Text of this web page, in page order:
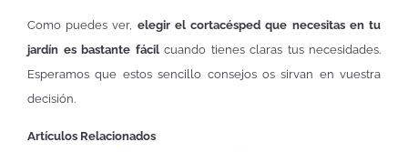
Como puedes ver, elegir el cortacésped que necesitas en tu
jardín es bastante fácilcuando tienes claras tus necesidades.
Esperamos que estos sencillo consejos os sirvan en vuestra
decisión.
Artículos Relacionados